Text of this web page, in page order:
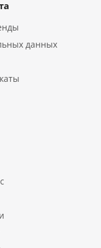
данных